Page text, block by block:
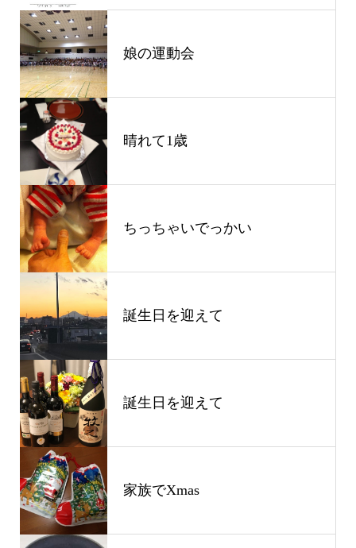
娘の運動会
晴れて1歳
ちっちゃいでっかい
誕生日を迎えて
誕生日を迎えて
家族でXmas